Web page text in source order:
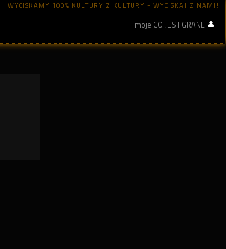
WYCISKAMY 100% KULTURY Z KULTURY - WYCISKAJ Z NAMI!
moje CO JEST GRANE